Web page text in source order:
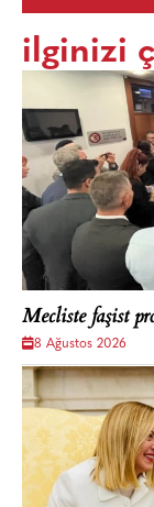
ilginizi
Mecliste faşist
8 Ağustos 2026